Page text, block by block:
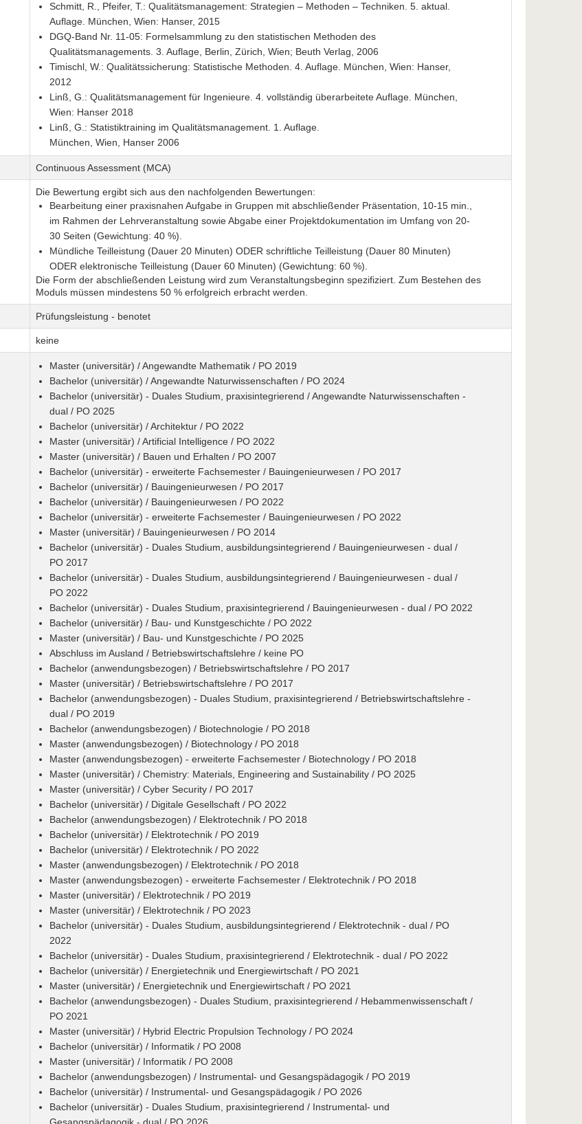
Schmitt, R., Pfeifer, T.: Qualitätsmanagement: Strategien – Methoden – Techniken. 5. aktual.
Auflage. München, Wien: Hanser, 2015
DGQ-Band Nr. 11-05: Formelsammlung zu den statistischen Methoden des
Qualitätsmanagements. 3. Auflage, Berlin, Zürich, Wien; Beuth Verlag, 2006
Timischl, W.: Qualitätssicherung: Statistische Methoden. 4. Auflage. München, Wien: Hanser,
2012
Linß, G.: Qualitätsmanagement für Ingenieure. 4. vollständig überarbeitete Auflage. München,
Wien: Hanser 2018
Linß, G.: Statistiktraining im Qualitätsmanagement. 1. Auflage.
München, Wien, Hanser 2006
Continuous Assessment (MCA)
Die Bewertung ergibt sich aus den nachfolgenden Bewertungen:
Bearbeitung einer praxisnahen Aufgabe in Gruppen mit abschließender Präsentation, 10-15 min.,
im Rahmen der Lehrveranstaltung sowie Abgabe einer Projektdokumentation im Umfang von 20-
30 Seiten (Gewichtung: 40 %).
Mündliche Teilleistung (Dauer 20 Minuten) ODER schriftliche Teilleistung (Dauer 80 Minuten)
ODER elektronische Teilleistung (Dauer 60 Minuten) (Gewichtung: 60 %).
Die Form der abschließenden Leistung wird zum Veranstaltungsbeginn spezifiziert. Zum Bestehen des
Moduls müssen mindestens 50 % erfolgreich erbracht werden.
Prüfungsleistung - benotet
keine
Master (universitär) / Angewandte Mathematik / PO 2019
Bachelor (universitär) / Angewandte Naturwissenschaften / PO 2024
Bachelor (universitär) - Duales Studium, praxisintegrierend / Angewandte Naturwissenschaften -
dual / PO 2025
Bachelor (universitär) / Architektur / PO 2022
Master (universitär) / Artificial Intelligence / PO 2022
Master (universitär) / Bauen und Erhalten / PO 2007
Bachelor (universitär) - erweiterte Fachsemester / Bauingenieurwesen / PO 2017
Bachelor (universitär) / Bauingenieurwesen / PO 2017
Bachelor (universitär) / Bauingenieurwesen / PO 2022
Bachelor (universitär) - erweiterte Fachsemester / Bauingenieurwesen / PO 2022
Master (universitär) / Bauingenieurwesen / PO 2014
Bachelor (universitär) - Duales Studium, ausbildungsintegrierend / Bauingenieurwesen - dual /
PO 2017
Bachelor (universitär) - Duales Studium, ausbildungsintegrierend / Bauingenieurwesen - dual /
PO 2022
Bachelor (universitär) - Duales Studium, praxisintegrierend / Bauingenieurwesen - dual / PO 2022
Bachelor (universitär) / Bau- und Kunstgeschichte / PO 2022
Master (universitär) / Bau- und Kunstgeschichte / PO 2025
Abschluss im Ausland / Betriebswirtschaftslehre / keine PO
Bachelor (anwendungsbezogen) / Betriebswirtschaftslehre / PO 2017
Master (universitär) / Betriebswirtschaftslehre / PO 2017
Bachelor (anwendungsbezogen) - Duales Studium, praxisintegrierend / Betriebswirtschaftslehre -
dual / PO 2019
Bachelor (anwendungsbezogen) / Biotechnologie / PO 2018
Master (anwendungsbezogen) / Biotechnology / PO 2018
Master (anwendungsbezogen) - erweiterte Fachsemester / Biotechnology / PO 2018
Master (universitär) / Chemistry: Materials, Engineering and Sustainability / PO 2025
Master (universitär) / Cyber Security / PO 2017
Bachelor (universitär) / Digitale Gesellschaft / PO 2022
Bachelor (anwendungsbezogen) / Elektrotechnik / PO 2018
Bachelor (universitär) / Elektrotechnik / PO 2019
Bachelor (universitär) / Elektrotechnik / PO 2022
Master (anwendungsbezogen) / Elektrotechnik / PO 2018
Master (anwendungsbezogen) - erweiterte Fachsemester / Elektrotechnik / PO 2018
Master (universitär) / Elektrotechnik / PO 2019
Master (universitär) / Elektrotechnik / PO 2023
Bachelor (universitär) - Duales Studium, ausbildungsintegrierend / Elektrotechnik - dual / PO
2022
Bachelor (universitär) - Duales Studium, praxisintegrierend / Elektrotechnik - dual / PO 2022
Bachelor (universitär) / Energietechnik und Energiewirtschaft / PO 2021
Master (universitär) / Energietechnik und Energiewirtschaft / PO 2021
Bachelor (anwendungsbezogen) - Duales Studium, praxisintegrierend / Hebammenwissenschaft /
PO 2021
Master (universitär) / Hybrid Electric Propulsion Technology / PO 2024
Bachelor (universitär) / Informatik / PO 2008
Master (universitär) / Informatik / PO 2008
Bachelor (anwendungsbezogen) / Instrumental- und Gesangspädagogik / PO 2019
Bachelor (universitär) / Instrumental- und Gesangspädagogik / PO 2026
Bachelor (universitär) - Duales Studium, praxisintegrierend / Instrumental- und